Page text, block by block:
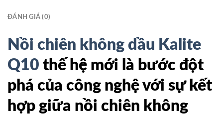
ĐÁNH GIÁ (0)
Nồi chiên không dầu Kalite
Q10 thế hệ mới là bước đột
phá của công nghệ với sự kết
hợp giữa nồi chiên không